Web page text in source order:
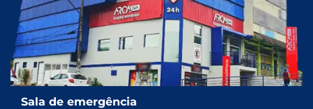
Sala de emergência